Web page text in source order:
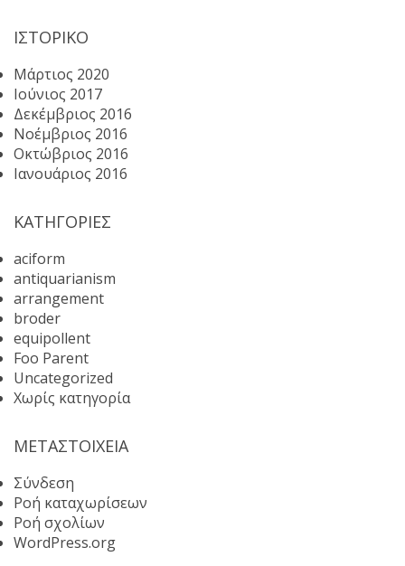
ΙΣΤΟΡΙΚΌ
Μάρτιος 2020
Ιούνιος 2017
Δεκέμβριος 2016
Νοέμβριος 2016
Οκτώβριος 2016
Ιανουάριος 2016
KΑΤΗΓΟΡΊΕΣ
aciform
antiquarianism
arrangement
broder
equipollent
Foo Parent
Uncategorized
Χωρίς κατηγορία
ΜΕΤΑΣΤΟΙΧΕΊΑ
Σύνδεση
Ροή καταχωρίσεων
Ροή σχολίων
WordPress.org